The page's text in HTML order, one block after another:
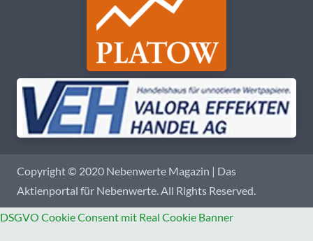
Copyright © 2020 Nebenwerte Magazin | Das
Aktienportal für Nebenwerte. All Rights Reserved.
DSGVO Cookie Consent mit Real Cookie Banner